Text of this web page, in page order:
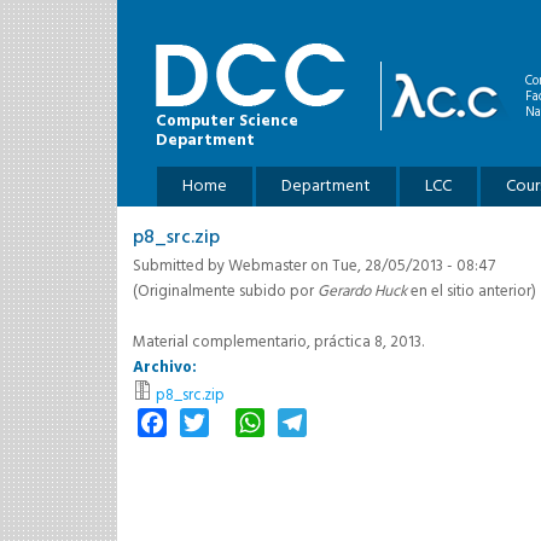
Skip to main content
Computer Science
Department
Main menu
Home Department LCC
p8_src.zip
Submitted byWebmasteron Tue, 28/05/2013 - 08:47
(Originalmente subido porGerardo Hucken el sitio anterior)
Material complementario, práctica 8, 2013.
Archivo:
p8_src.zip
FacebookTwitter WhatsApp